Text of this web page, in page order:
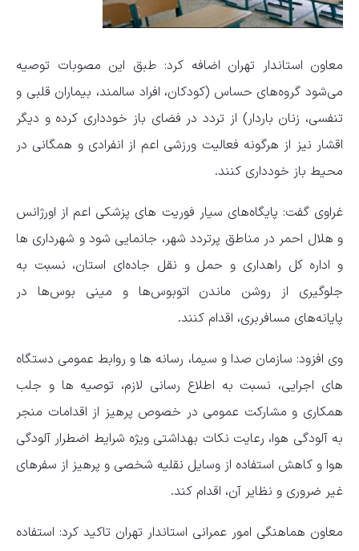
معاون استاندار تهران اضافه کرد: طبق این مصوبات توصیه
می‌شود گروه‌های حساس (کودکان، افراد سالمند، بیماران قلبی و
تنفسی، زنان باردار) از تردد در فضای باز خودداری کرده و دیگر
اقشار نیز از هرگونه فعالیت ورزشی اعم از انفرادی و همگانی در
محیط باز خودداری کنند.
غراوی گفت: پایگاه‌های سیار فوریت های پزشکی اعم از اورژانس
و هلال احمر در مناطق پرتردد شهر، جانمایی شود و شهرداری ها
و اداره کل راهداری و حمل و نقل جاده‌ای استان، نسبت به
جلوگیری از روشن ماندن اتوبوس‌ها و مینی بوس‌ها در
پایانه‌های مسافربری، اقدام کنند.
وی افزود: سازمان صدا و سیما، رسانه ها و روابط عمومی دستگاه
های اجرایی، نسبت به اطلاع رسانی لازم، توصیه ها و جلب
همکاری و مشارکت عمومی در خصوص پرهیز از اقدامات منجر
به آلودگی هوا، رعایت نکات بهداشتی ویژه شرایط اضطرار آلودگی
هوا و کاهش استفاده از وسایل نقلیه شخصی و پرهیز از سفرهای
غیر ضروری و نظایر آن، اقدام کند.
معاون هماهنگی امور عمرانی استاندار تهران تاکید کرد: استفاده